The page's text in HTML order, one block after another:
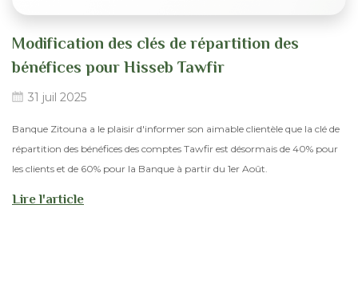
Modification des clés de répartition des
bénéfices pour Hisseb Tawfir
31 juil 2025
Banque Zitouna a le plaisir d'informer son aimable clientèle que la clé de
répartition des bénéfices des comptes Tawfir est désormais de 40% pour
les clients et de 60% pour la Banque à partir du 1er Août.
Lire l'article